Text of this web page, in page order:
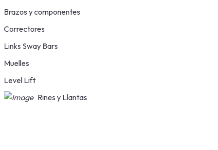
Brazos y componentes
Correctores
Links Sway Bars
Muelles
Level Lift
Rines y Llantas